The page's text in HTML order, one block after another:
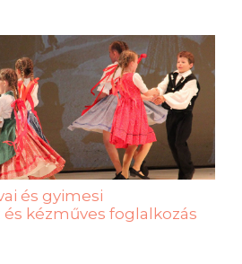
és gyimesi
kézműves foglalkozás